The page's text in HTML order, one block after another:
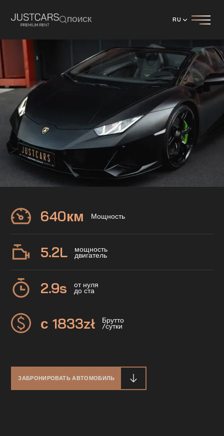
ПОИСК RU
LAMBORGHINI
HURACAN EVO SPYDER
640км Мощность
5.2L мощность
двигатель
2.9s от нуля
до ста
с 1833zł Брутто
/сутки
ЗАБРОНИРОВАТЬ АВТОМОБИЛЬ